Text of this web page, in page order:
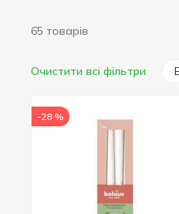
65 товарів
Очистити всі фільтри
-28 %